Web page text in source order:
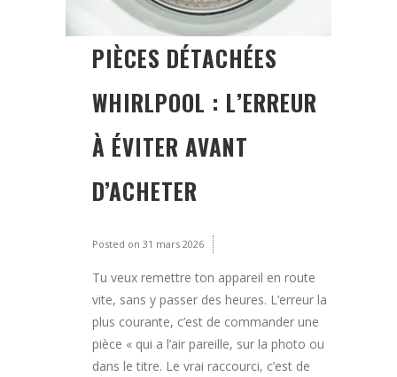
PIÈCES DÉTACHÉES
WHIRLPOOL : L’ERREUR
À ÉVITER AVANT
D’ACHETER
Posted on 31 mars 2026
Tu veux remettre ton appareil en route
vite, sans y passer des heures. L’erreur la
plus courante, c’est de commander une
pièce « qui a l’air pareille, sur la photo ou
dans le titre. Le vrai raccourci, c’est de